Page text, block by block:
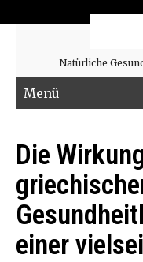
Natürliche
Menü
Die
einer